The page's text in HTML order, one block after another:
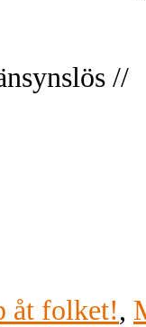
//
åt folket!,